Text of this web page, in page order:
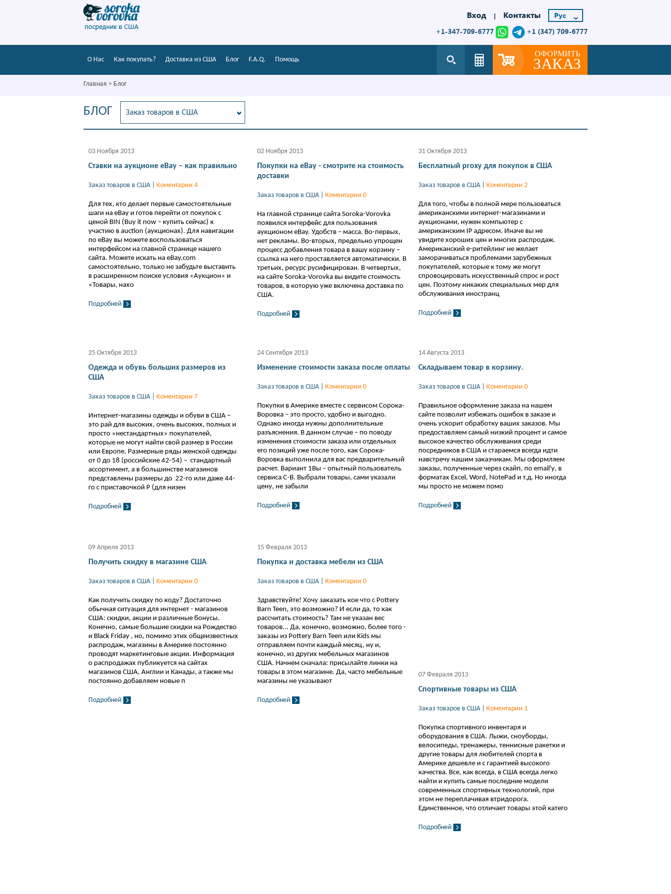
Вход | Контакты
+1-347-709-6777 +1 (347) 709-6777
О Нас Как покупать? Доставка из США Блог F.A.Q. Помощь
ОФОРМИТЬ
ЗАКАЗ
Главная > Блог
БЛОГ
03 Ноября 2013
Ставки на аукционе eBay – как правильно
Заказ товаров в США Коментарии 4
Для тех, кто делает первые самостоятельные
шаги на eBay и готов перейти от покупок с
ценой BIN (Buy it now – купить сейчас) к
участию в auction (аукционах). Для навигации
по eBay вы можете воспользоваться
интерфейсом на главной странице нашего
сайта. Можете искать на eBay.com
самостоятельно, только не забудьте выставить
в расширенном поиске условия «Аукцион» и
«Товары, нахо
Подробней
02 Ноября 2013
Покупки на eBay - смотрите на стоимость
доставки
Заказ товаров в США Коментарии 0
На главной странице сайта Soroka-Vorovka
появился интерфейс для пользования
аукционом eBay. Удобств – масса. Во-первых,
нет рекламы. Во-вторых, предельно упрощен
процесс добавления товара в вашу корзину –
ссылка на него проставляется автоматически. В
третьих, ресурс русифицирован. В четвертых,
на сайте Soroka-Vorovka вы видите стоимость
товаров, в которую уже включена доставка по
США.
Подробней
31 Октября 2013
Бесплатный proxy для покупок в США
Заказ товаров в США Коментарии 2
Для того, чтобы в полной мере пользоваться
американскими интернет-магазинами и
аукционами, нужен компьютер с
американским IP адресом. Иначе вы не
увидите хороших цен и многих распродаж.
Американский e-ритейлинг не желает
заморачиваться проблемами зарубежных
покупателей, которые к тому же могут
спровоцировать искусственный спрос и рост
цен. Поэтому никаких специальных мер для
обслуживания иностранц
Подробней
25 Октября 2013
Одежда и обувь больших размеров из
США
Заказ товаров в США Коментарии 7
Интернет-магазины одежды и обуви в США –
это рай для высоких, очень высоких, полных и
просто «нестандартных» покупателей,
которые не могут найти свой размер в России
или Европе. Размерные ряды женской одежды
от 0 до 18 (российские 42-54) – стандартный
ассортимент, а в большинстве магазинов
представлены размеры до 22-го или даже 44-
го с приставочкой P (для низен
Подробней
24 Сентября 2013
Изменение стоимости заказа после оплаты
Заказ товаров в США Коментарии 0
Покупки в Америке вместе с сервисом Сорока-
Воровка – это просто, удобно и выгодно.
Однако иногда нужны дополнительные
разъяснения. В данном случае – по поводу
изменения стоимости заказа или отдельных
его позиций уже после того, как Сорока-
Воровка выполнила для вас предварительный
расчет. Вариант 1Вы – опытный пользователь
сервиса С-В. Выбрали товары, сами указали
цену, не забыли
Подробней
14 Августа 2013
Складываем товар в корзину.
Заказ товаров в США Коментарии 0
Правильное оформление заказа на нашем
сайте позволит избежать ошибок в заказе и
очень ускорит обработку ваших заказов. Мы
предоставляем самый низкий процент и самое
высокое качество обслуживания среди
посредников в США и стараемся всегда идти
навстречу нашим заказчикам. Мы оформляем
заказы, полученные через скайп, по email'у, в
форматах Excel, Word, NotePad и т.д. Но иногда
мы просто не можем помо
Подробней
09 Апреля 2013
Получить скидку в магазине США
Заказ товаров в США Коментарии 0
Как получить скидку по коду? Достаточно
обычная ситуация для интернет - магазинов
США: скидки, акции и различные бонусы.
Конечно, самые большие скидки на Рождество
и Black Friday , но, помимо этих общеизвестных
распродаж, магазины в Америке постоянно
проводят маркетинговые акции. Информация
о распродажах публикуется на сайтах
магазинов США, Англии и Канады, а также мы
постоянно добавляем новые п
Подробней
15 Февраля 2013
Покупка и доставка мебели из США
Заказ товаров в США Коментарии 0
Здравствуйте! Хочу заказать кое что с Pottery
Barn Teen, это возможно? И если да, то как
рассчитать стоимость? Там не указан вес
товаров... Да, конечно, возможно, более того -
заказы из Pottery Barn Teen или Kids мы
отправляем почти каждый месяц, ну и,
конечно, из других мебельных магазинов
США. Начнем сначала: присылайте линки на
товары в этом магазине. Да, часто мебельные
магазины не указывают
Подробней
07 Февраля 2013
Спортивные товары из США
Заказ товаров в США Коментарии 1
Покупка спортивного инвентаря и
оборудования в США. Лыжи, сноуборды,
велосипеды, тренажеры, теннисные ракетки и
другие товары для любителей спорта в
Америке дешевле и с гарантией высокого
качества. Все, как всегда, в США всегда легко
найти и купить самые последние модели
современных спортивных технологий, при
этом не переплачивая втридорога.
Единственное, что отличает товары этой катего
Подробней